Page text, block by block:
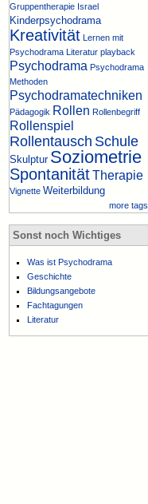
Gruppentherapie Israel
Kinderpsychodrama
Kreativität Lernen mit
Psychodrama Literatur playback
Psychodrama Psychodrama
Methoden
Psychodramatechniken
Pädagogik Rollen Rollenbegriff
Rollenspiel
Rollentausch Schule
Skulptur Soziometrie
SpontanitätTherapie
Vignette Weiterbildung
more tags
Sonst noch Wichtiges
Was ist Psychodrama
Geschichte
Bildungsangebote
Fachtagungen
Literatur